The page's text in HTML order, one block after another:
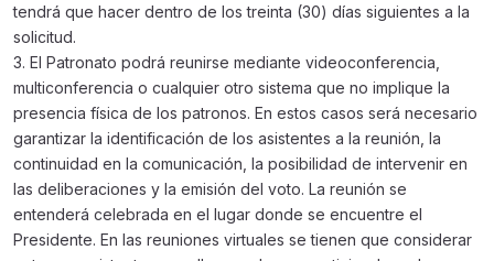
tendrá que hacer dentro de los treinta (30) días siguientes a la
solicitud.
3. El Patronato podrá reunirse mediante videoconferencia,
multiconferencia o cualquier otro sistema que no implique la
presencia física de los patronos. En estos casos será necesario
garantizar la identificación de los asistentes a la reunión, la
continuidad en la comunicación, la posibilidad de intervenir en
las deliberaciones y la emisión del voto. La reunión se
entenderá celebrada en el lugar donde se encuentre el
Presidente. En las reuniones virtuales se tienen que considerar